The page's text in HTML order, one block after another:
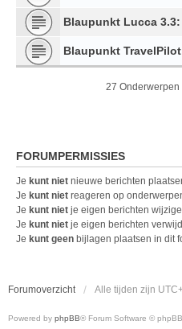
Blaupunkt Lucca
Blaupunkt
27 Onderwerpen
FORUMPERMISSIES
Je kunt niet nieuwe berichten
Je kunt niet reageren op
Je kunt niet je eigen berichten
Je kunt niet je eigen berichten
Je kunt geen bijlagen plaatsen in dit
Forumoverzicht Alle tijden zijn
Powered by phpBB® Forum Software ©